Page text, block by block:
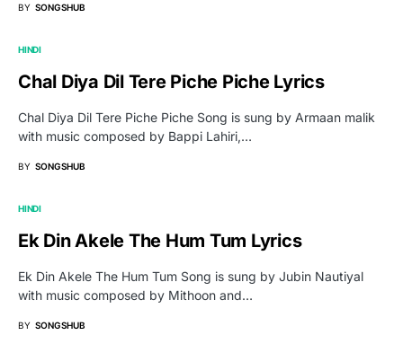
BY SONGSHUB
HINDI
Chal Diya Dil Tere Piche Piche Lyrics
Chal Diya Dil Tere Piche Piche Song is sung by Armaan malik
with music composed by Bappi Lahiri,…
BY SONGSHUB
HINDI
Ek Din Akele The Hum Tum Lyrics
Ek Din Akele The Hum Tum Song is sung by Jubin Nautiyal
with music composed by Mithoon and…
BY SONGSHUB